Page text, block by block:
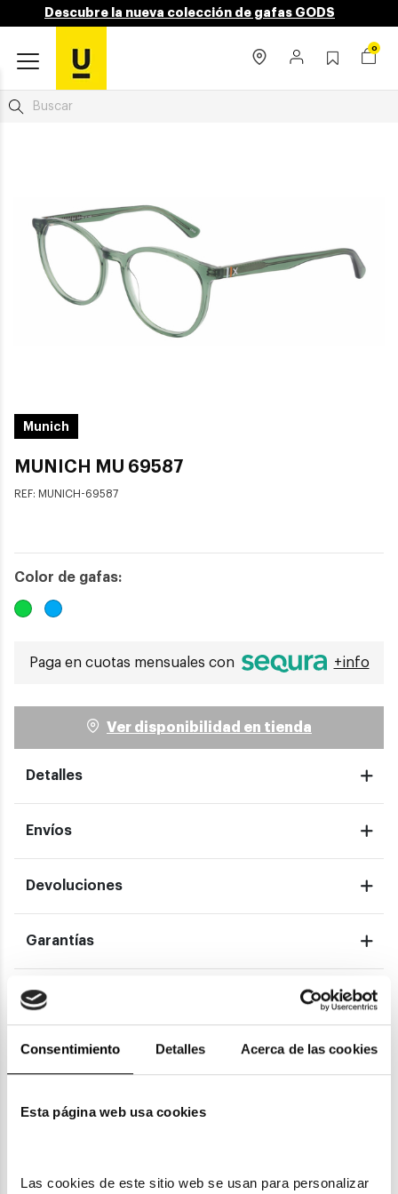
Consentimiento Detalles Acerca de las cookies
Esta página web usa cookies
Las cookies de este sitio web se usan para personalizar
Descubre la nueva colección de gafas GODS
0
Munich
MUNICH MU 69587
REF: MUNICH-69587
Color de gafas:
Paga en cuotas mensuales con +info
Ver disponibilidad en tienda
Detalles
Envíos
Devoluciones
Garantías
También te puede gustar